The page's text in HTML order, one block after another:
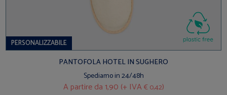
PERSONALIZZABILE
PANTOFOLA HOTEL IN SUGHERO
Spediamo in 24/48h
A partire da1,90 (+ IVA€ 0,42)